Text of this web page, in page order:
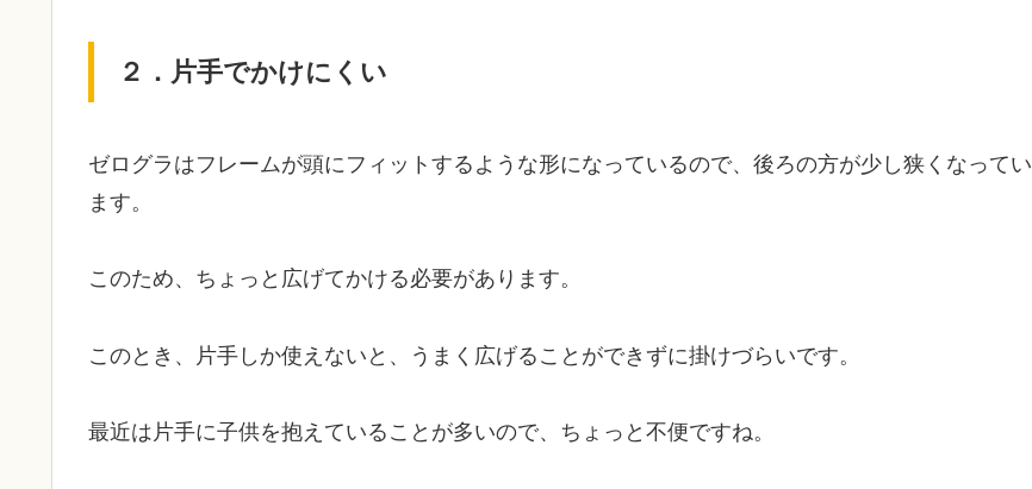
２．片手でかけにくい
ゼログラはフレームが頭にフィットするような形になっているので、後ろの方が少し狭くなってい
ます。
このため、ちょっと広げてかける必要があります。
このとき、片手しか使えないと、うまく広げることができずに掛けづらいです。
最近は片手に子供を抱えていることが多いので、ちょっと不便ですね。